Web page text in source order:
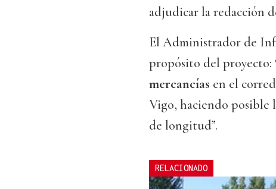
adjudicar la redacción
El Administrador de
propósito del proyecto:
mercancías en el
Vigo, haciendo posible
de longitud”.
RELACIONADO